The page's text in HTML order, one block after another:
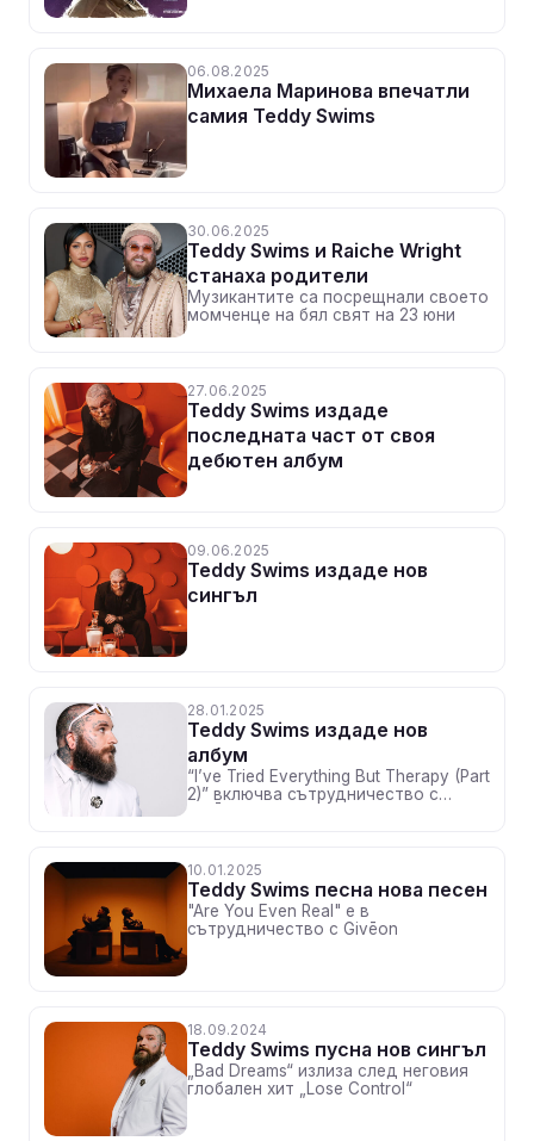
06.08.2025
Михаела Маринова впечатли
самия Teddy Swims
30.06.2025
Teddy Swims и Raiche Wright
станаха родители
Музикантите са посрещнали своето
момченце на бял свят на 23 юни
27.06.2025
Teddy Swims издадe
последната част от своя
дебютен албум
09.06.2025
Teddy Swims издадe нов
сингъл
28.01.2025
Teddy Swims издаде нов
албум
“I’ve Tried Everything But Therapy (Part
2)” включва сътрудничество с
10.01.2025
Teddy Swims песна нова песен
"Are You Even Real" е в
сътрудничество с Givēon
18.09.2024
Teddy Swims пусна нов сингъл
„Bad Dreams“ излиза след неговия
глобален хит „Lose Control“